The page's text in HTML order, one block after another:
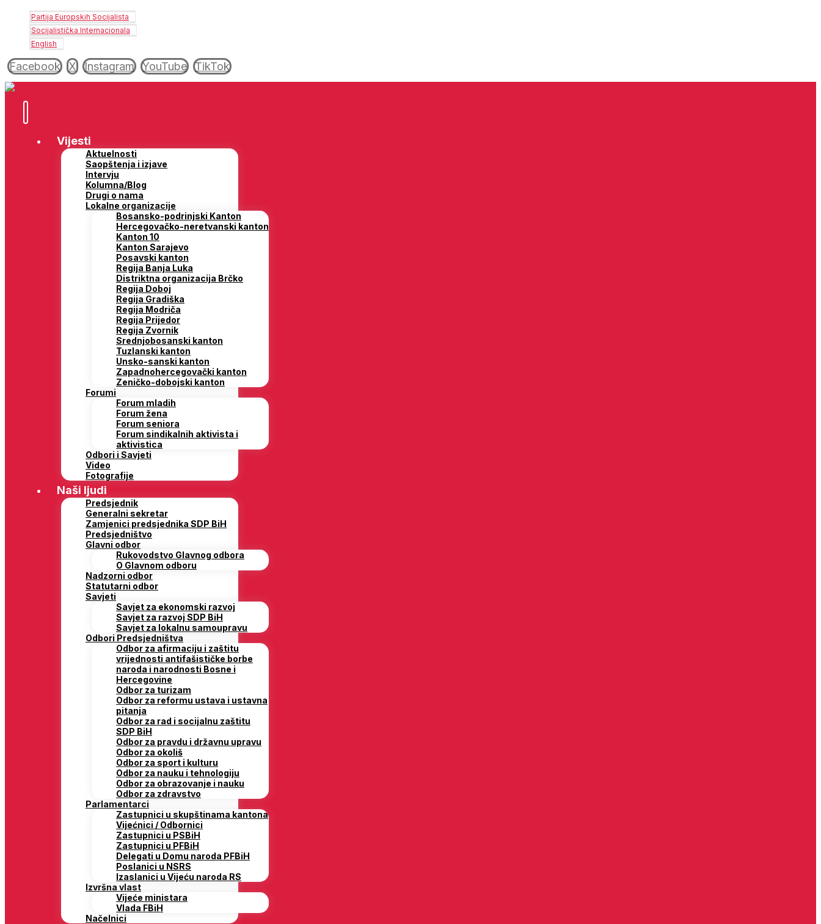
Partija Europskih Socijalista
Socijalistička Internacionala
English
Facebook X Instagram YouTube TikTok
Vijesti
Aktuelnosti
Saopštenja i izjave
Intervju
Kolumna/Blog
Drugi o nama
Lokalne organizacije
Bosansko-podrinjski Kanton
Hercegovačko-neretvanski kanton
Kanton 10
Kanton Sarajevo
Posavski kanton
Regija Banja Luka
Distriktna organizacija Brčko
Regija Doboj
Regija Gradiška
Regija Modriča
Regija Prijedor
Regija Zvornik
Srednjobosanski kanton
Tuzlanski kanton
Unsko-sanski kanton
Zapadnohercegovački kanton
Zeničko-dobojski kanton
Forumi
Forum mladih
Forum žena
Forum seniora
Forum sindikalnih aktivista i
aktivistica
Odbori i Savjeti
Video
Fotografije
Naši ljudi
Predsjednik
Generalni sekretar
Zamjenici predsjednika SDP BiH
Predsjedništvo
Glavni odbor
Rukovodstvo Glavnog odbora
O Glavnom odboru
Nadzorni odbor
Statutarni odbor
Savjeti
Savjet za ekonomski razvoj
Savjet za razvoj SDP BiH
Savjet za lokalnu samoupravu
Odbori Predsjedništva
Odbor za afirmaciju i zaštitu
vrijednosti antifašističke borbe
naroda i narodnosti Bosne i
Hercegovine
Odbor za turizam
Odbor za reformu ustava i ustavna
pitanja
Odbor za rad i socijalnu zaštitu
SDP BiH
Odbor za pravdu i državnu upravu
Odbor za okoliš
Odbor za sport i kulturu
Odbor za nauku i tehnologiju
Odbor za obrazovanje i nauku
Odbor za zdravstvo
Parlamentarci
Zastupnici u skupštinama kantona
Vijećnici / Odbornici
Zastupnici u PSBiH
Zastupnici u PFBiH
Delegati u Domu naroda PFBiH
Poslanici u NSRS
Izaslanici u Vijeću naroda RS
Izvršna vlast
Vijeće ministara
Vlada FBiH
Načelnici